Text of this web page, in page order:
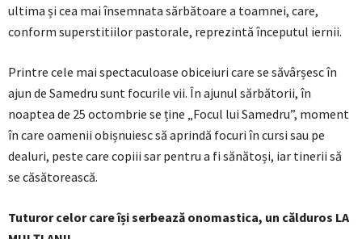
ultima și cea mai însemnata sărbătoare a toamnei, care,
conform superstitiilor pastorale, reprezintă începutul iernii.
Printre cele mai spectaculoase obiceiuri care se săvârșesc în
ajun de Samedru sunt focurile vii. În ajunul sărbătorii, în
noaptea de 25 octombrie se ține „Focul lui Samedru”, moment
în care oamenii obișnuiesc să aprindă focuri în cursi sau pe
dealuri, peste care copiii sar pentru a fi sănătoși, iar tinerii să
se căsătorească.
Tuturor celor care își serbează onomastica, un călduros LA